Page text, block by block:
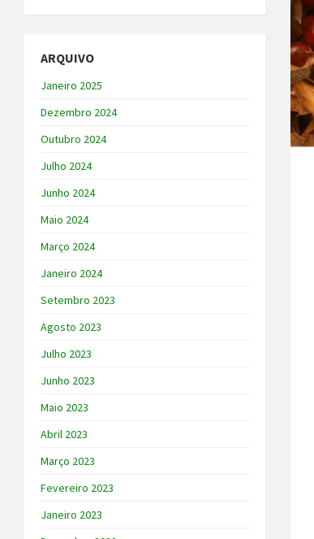
ARQUIVO
Janeiro 2025
Dezembro 2024
Outubro 2024
Julho 2024
Junho 2024
Maio 2024
Março 2024
Janeiro 2024
Setembro 2023
Agosto 2023
Julho 2023
Junho 2023
Maio 2023
Abril 2023
Março 2023
Fevereiro 2023
Janeiro 2023